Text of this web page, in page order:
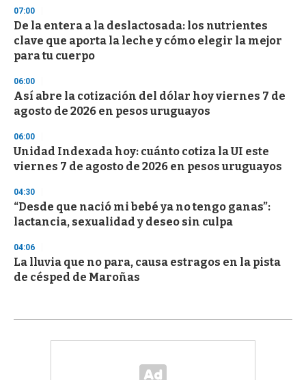
07:00
De la entera a la deslactosada: los nutrientes
clave que aporta la leche y cómo elegir la mejor
para tu cuerpo
06:00
Así abre la cotización del dólar hoy viernes 7 de
agosto de 2026 en pesos uruguayos
06:00
Unidad Indexada hoy: cuánto cotiza la UI este
viernes 7 de agosto de 2026 en pesos uruguayos
04:30
“Desde que nació mi bebé ya no tengo ganas”:
lactancia, sexualidad y deseo sin culpa
04:06
La lluvia que no para, causa estragos en la pista
de césped de Maroñas